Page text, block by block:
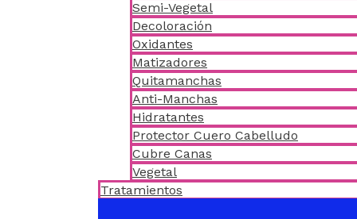
Semi-Vegetal
Decoloración
Oxidantes
Matizadores
Quitamanchas
Anti-Manchas
Hidratantes
Protector Cuero Cabelludo
Cubre Canas
Vegetal
Tratamientos